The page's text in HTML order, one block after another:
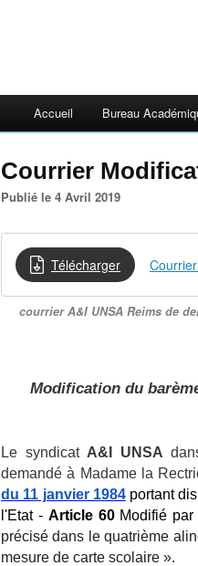
Accueil Bureau
Courrier
Publié le 4 Avril 2019
Télécharger
courrier A&I UNSA Reims de
Modification du
Le syndicat A&I UNSA
demandé à Madame la
du 11 janvier 1984portant
l'Etat - Article 60Modifié par
précisé dans le quatrième
mesure de carte scolaire ».